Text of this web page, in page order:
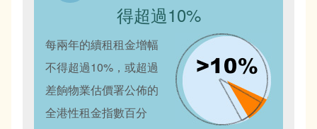
得超過10%
每兩年的續租租金增幅
不得超過10%，或超過
差餉物業估價署公佈的
全港性租金指數百分